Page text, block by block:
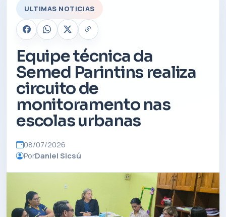
ULTIMAS NOTICIAS
Equipe técnica da
Semed Parintins realiza
circuito de
monitoramento nas
escolas urbanas
08/07/2026
PorDaniel Sicsú